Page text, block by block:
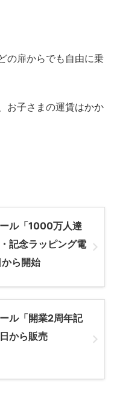
の扉からでも自由に乗
お子さまの運賃はかか
ル「1000万人達
記念ラッピング電
ら開始
ル「開業2周年記
から販売